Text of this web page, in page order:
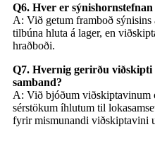
Q6. Hver er
A: Við getum framboð
tilbúna hluta á lager, en
hraðboði.
Q7. Hvernig gerirðu
samband?
A: Við bjóðum viðskiptavinum
sérstökum íhlutum til
fyrir mismunandi viðskiptavini